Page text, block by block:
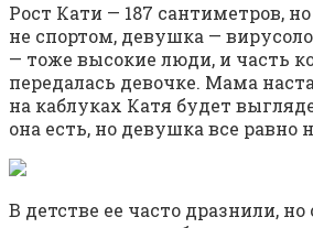
Рост Кати — 187 сантиметров,
не спортом, девушка —
— тоже высокие люди, и часть
передалась девочке. Мама
на каблуках Катя будет
она есть, но девушка все равно
В детстве ее часто дразнили, но